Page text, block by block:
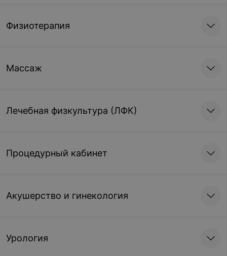
Физиотерапия
Массаж
Лечебная физкультура (ЛФК)
Процедурный кабинет
Акушерство и гинекология
Урология